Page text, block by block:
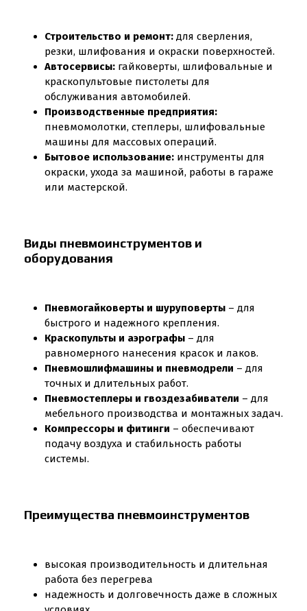
Строительство и ремонт: для сверления,
резки, шлифования и окраски поверхностей.
Автосервисы: гайковерты, шлифовальные и
краскопультовые пистолеты для
обслуживания автомобилей.
Производственные предприятия:
пневмомолотки, степлеры, шлифовальные
машины для массовых операций.
Бытовое использование: инструменты для
окраски, ухода за машиной, работы в гараже
или мастерской.
Виды пневмоинструментов и
оборудования
Пневмогайковерты и шуруповерты – для
быстрого и надежного крепления.
Краскопульты и аэрографы – для
равномерного нанесения красок и лаков.
Пневмошлифмашины и пневмодрели – для
точных и длительных работ.
Пневмостеплеры и гвоздезабиватели – для
мебельного производства и монтажных задач.
Компрессоры и фитинги – обеспечивают
подачу воздуха и стабильность работы
системы.
Преимущества пневмоинструментов
высокая производительность и длительная
работа без перегрева
надежность и долговечность даже в сложных